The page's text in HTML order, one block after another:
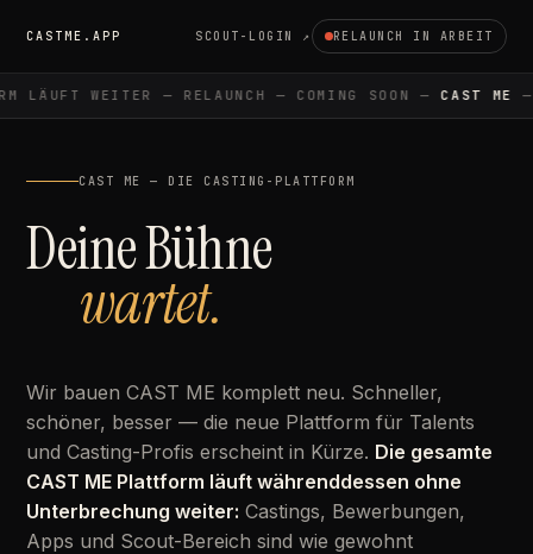
CASTME.APP SCOUT-LOGIN ↗ RELAUNCH IN ARBEIT
LÄUFT WEITER — RELAUNCH — COMING SOON — CAST ME—
CAST ME — DIE CASTING-PLATTFORM
Deine Bühne
wartet.
Wir bauen CAST ME komplett neu. Schneller,
schöner, besser — die neue Plattform für Talents
und Casting-Profis erscheint in Kürze. Die gesamte
CAST ME Plattform läuft währenddessen ohne
Unterbrechung weiter: Castings, Bewerbungen,
Apps und Scout-Bereich sind wie gewohnt